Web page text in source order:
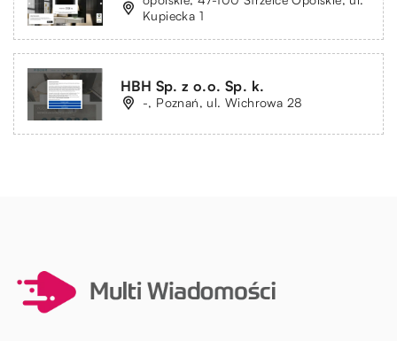
Kupiecka 1
HBH Sp. z o.o. Sp. k.
-, Poznań, ul. Wichrowa 28